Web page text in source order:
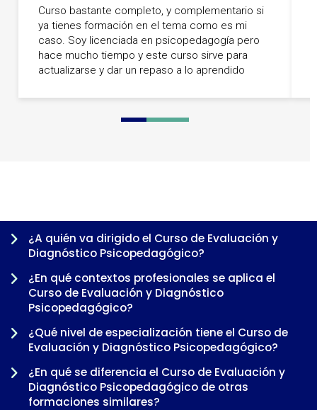
Curso bastante completo, y complementario si
ya tienes formación en el tema como es mi
caso. Soy licenciada en psicopedagogía pero
hace mucho tiempo y este curso sirve para
actualizarse y dar un repaso a lo aprendido
0 1 2 3 4 5
¿A quién va dirigido el Curso de Evaluación y
Diagnóstico Psicopedagógico?
¿En qué contextos profesionales se aplica el
Curso de Evaluación y Diagnóstico
Psicopedagógico?
¿Qué nivel de especialización tiene el Curso de
Evaluación y Diagnóstico Psicopedagógico?
¿En qué se diferencia el Curso de Evaluación y
Diagnóstico Psicopedagógico de otras
formaciones similares?